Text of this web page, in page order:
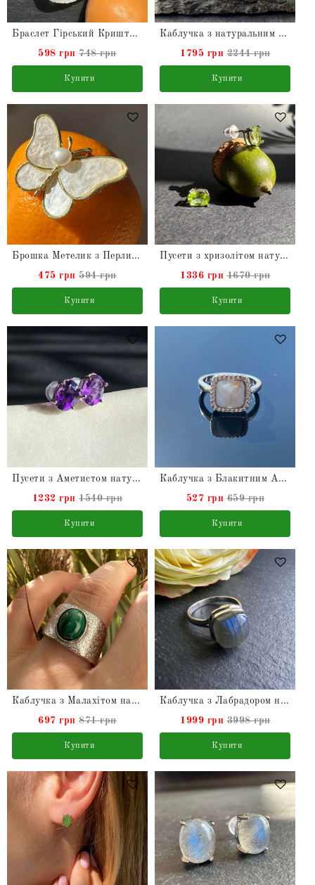
Браслет Гірський Кришталь натуральний
598 грн 748 грн
Купити
Каблучка з натуральним Гранатом зі срібла
1795 грн 2244 грн
Купити
Брошка Метелик з Перлиною натуральною та перламутром
475 грн 594 грн
Купити
Пусети з хризолітом натуральним
1336 грн 1670 грн
Купити
Пусети з Аметистом натуральним у сріблі
1232 грн 1540 грн
Купити
Каблучка з Блакитним Агатом натуральним
527 грн 659 грн
Купити
Каблучка з Малахітом натуральним
697 грн 871 грн
Купити
Каблучка з Лабрадором натуральним з срібла
1999 грн 3998 грн
Купити